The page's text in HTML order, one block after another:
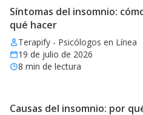
Síntomas del insomnio:
qué hacer
Terapify - Psicólogos en Línea
19 de julio de 2026
8 min de lectura
Causas del insomnio: por